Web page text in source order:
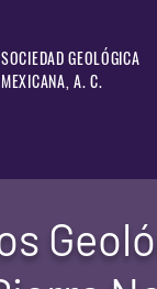
SOCIEDAD GEOLÓGICA
MEXICANA, A. C.